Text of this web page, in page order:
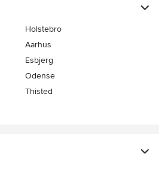
Holstebro
Aarhus
Esbjerg
Odense
Thisted